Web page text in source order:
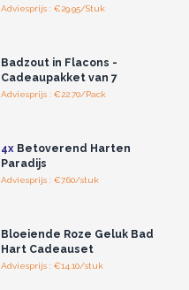
Adviesprijs : €29.95/Stuk
Badzout in Flacons -
Cadeaupakket van 7
Adviesprijs : €22.70/Pack
4xBetoverend Harten
Paradijs
Adviesprijs : €7.60/stuk
Bloeiende Roze Geluk Bad
Hart Cadeauset
Adviesprijs : €14.10/stuk